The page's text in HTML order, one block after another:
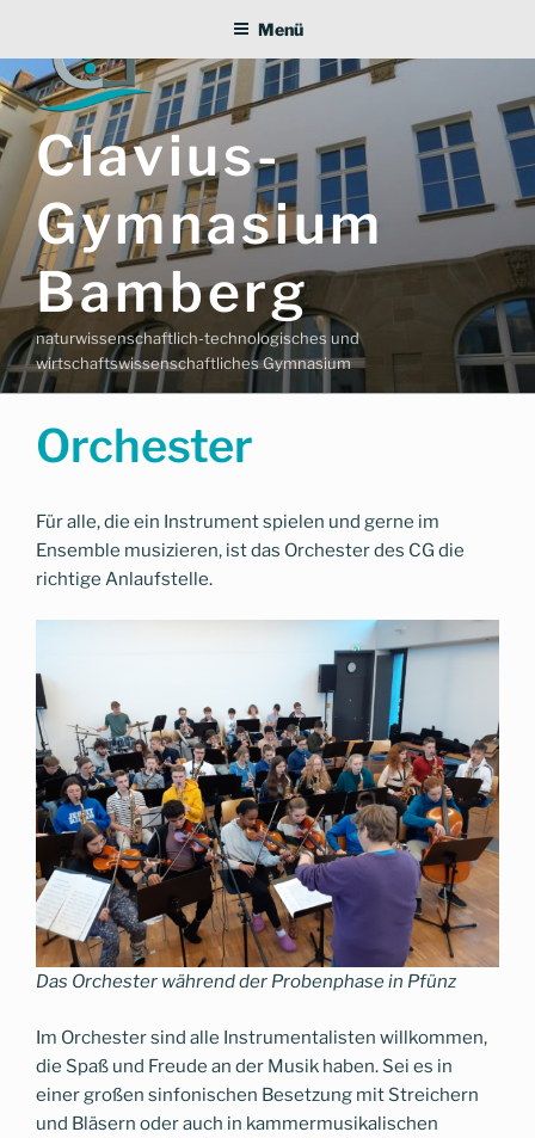
springen
Clavius-
Gymnasium
Bamberg
naturwissenschaftlich-technologisches und
wirtschaftswissenschaftliches Gymnasium
Menü
Orchester
Für alle, die ein Instrument spielen und gerne im
Ensemble musizieren, ist das Orchester des CG die
richtige Anlaufstelle.
Das Orchester während der Probenphase in Pfünz
Im Orchester sind alle Instrumentalisten willkommen,
die Spaß und Freude an der Musik haben. Sei es in
einer großen sinfonischen Besetzung mit Streichern
und Bläsern oder auch in kammermusikalischen